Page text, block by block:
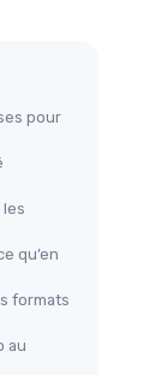
pour
qu’en
formats
au